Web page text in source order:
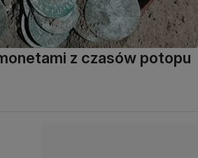
z czasów potopu